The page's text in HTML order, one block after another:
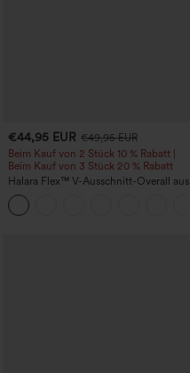
€44,95 EUR €49,95 EUR
Beim Kauf von 2 Stück 10 % Rabatt |
Beim Kauf von 3 Stück 20 % Rabatt
Halara Flex™ V-Ausschnitt-Overall aus
gewaschenem Denim mit Taschen –
lässig